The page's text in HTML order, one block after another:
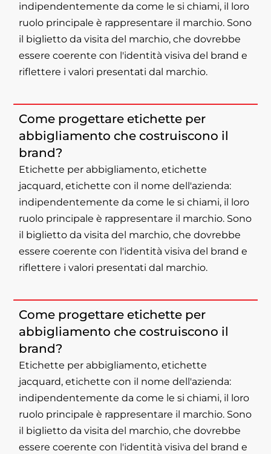
indipendentemente da come le si chiami, il loro
ruolo principale è rappresentare il marchio. Sono
il biglietto da visita del marchio, che dovrebbe
essere coerente con l'identità visiva del brand e
riflettere i valori presentati dal marchio.
Come progettare etichette per
abbigliamento che costruiscono il
brand?
Etichette per abbigliamento, etichette
jacquard, etichette con il nome dell'azienda:
indipendentemente da come le si chiami, il loro
ruolo principale è rappresentare il marchio. Sono
il biglietto da visita del marchio, che dovrebbe
essere coerente con l'identità visiva del brand e
riflettere i valori presentati dal marchio.
Come progettare etichette per
abbigliamento che costruiscono il
brand?
Etichette per abbigliamento, etichette
jacquard, etichette con il nome dell'azienda:
indipendentemente da come le si chiami, il loro
ruolo principale è rappresentare il marchio. Sono
il biglietto da visita del marchio, che dovrebbe
essere coerente con l'identità visiva del brand e